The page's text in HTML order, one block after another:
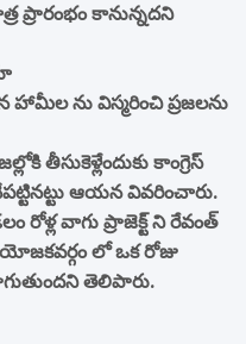
కానున్నదని
హామీల ను విస్మరించి ప్రజలను
తీసుకెళ్లేందుకు కాంగ్రెస్
ఆయన వివరించారు.
వాగు ప్రాజెక్ట్ ని రేవంత్
లో ఒక రోజు
తెలిపారు.